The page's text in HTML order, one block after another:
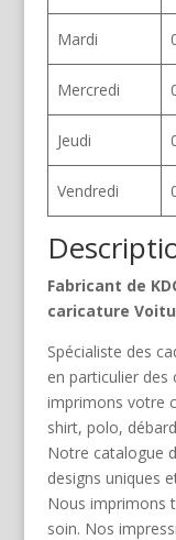
Mardi
Mercredi
Jeudi
Vendredi
Fabricant de
caricature
Spécialiste des
en particulier
imprimons votre
shirt, polo,
Notre catalogue
designs uniques
Nous imprimons
soin. Nos